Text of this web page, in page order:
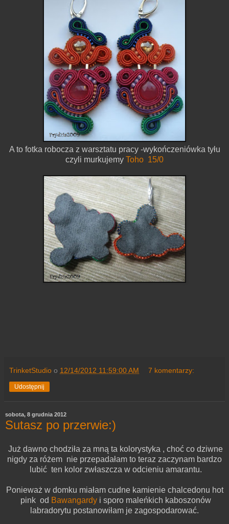
A to fotka robocza z warsztatu pracy -wykończeniówka tyłu
czyli murkujemy Toho 15/0
TrinketStudio o 12/14/2012 11:59:00 AM 7 komentarzy:
Udostępnij
sobota, 8 grudnia 2012
Sutasz po przerwie:)
Już dawno chodziła za mną ta kolorystyka , choć co dziwne
nigdy za różem nie przepadałam to teraz zaczynam bardzo
lubić ten kolor zwłaszcza w odcieniu amarantu.
Ponieważ w domku miałam cudne kamienie chalcedonu hot
pink od Bawangardyi sporo maleńkich kaboszonów
labradorytu postanowiłam je zagospodarować.